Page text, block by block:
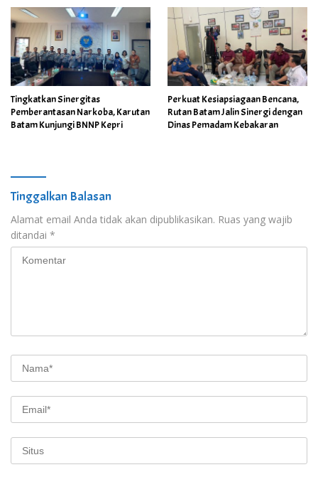
Tingkatkan Sinergitas
Pemberantasan Narkoba, Karutan
Batam Kunjungi BNNP Kepri
Perkuat Kesiapsiagaan Bencana,
Rutan Batam Jalin Sinergi dengan
Dinas Pemadam Kebakaran
Tinggalkan Balasan
Alamat email Anda tidak akan dipublikasikan. Ruas yang wajib
ditandai *